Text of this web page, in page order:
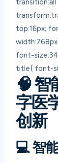
top:16px;
font-
title{ font-
🧠 智
字医
创新
💻智